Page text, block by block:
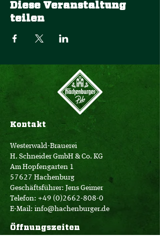
Diese Veranstaltung
teilen
Kontakt
Westerwald-Brauerei
H. Schneider GmbH & Co. KG
Am Hopfengarten 1
57627 Hachenburg
Geschäftsführer: Jens Geimer
Telefon: +49 (0)2662-808-0
E-Mail: info@hachenburger.de
Öffnungszeiten